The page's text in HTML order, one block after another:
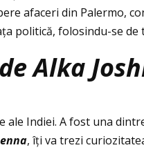
afaceri din Palermo,
politică, folosindu-se de
de Alka
Indiei. A fost una
, îţi va trezi